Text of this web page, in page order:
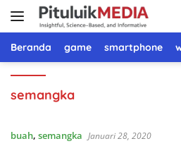
Langsung
Beranda game smartphone
semangka
buah, semangka Januari 28, 2020